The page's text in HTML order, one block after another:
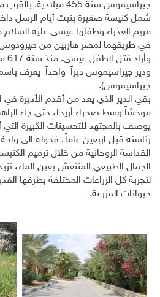
جيراسيموس سنة 455
شمل كنيسة صغيرة بنيت أيام الرسل
مريم العذراء وطفلها عيسى عليه
في طريقهما لمصر هاربين من
ودير جيراسيموس ديراً واحداً يعرف
جيراسيموس).
بقي الدير الذي يعد من أقدم الأديرة
موحشاً وسط صحراء أريحا، حتى جاء
يوصف بالمجتهد للتحسينات الكبيرة التي
رئاسته قبل اربعين عاماً، فحوله الى
القداسة الروحانية من خلال ترميم
الجمال الطبيعي المنتعش بعين الماء،
لتجربة كل الزراعات المختلفة بطرقها
حيوانات المزرعة.